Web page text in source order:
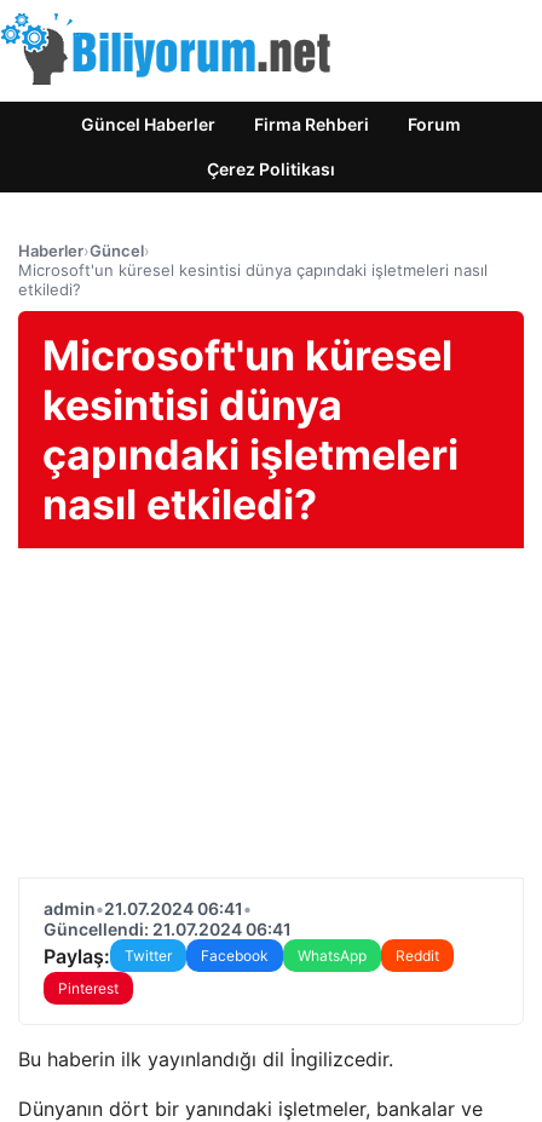
Güncel Haberler Firma Rehberi Forum
Çerez Politikası
Haberler›Güncel›
Microsoft'un küresel kesintisi dünya çapındaki işletmeleri nasıl
etkiledi?
Microsoft'un küresel
kesintisi dünya
çapındaki işletmeleri
nasıl etkiledi?
admin•21.07.2024 06:41•
Güncellendi: 21.07.2024 06:41
Paylaş: Twitter Facebook WhatsApp
Reddit
Pinterest
Bu haberin ilk yayınlandığı dil İngilizcedir.
Dünyanın dört bir yanındaki işletmeler, bankalar ve